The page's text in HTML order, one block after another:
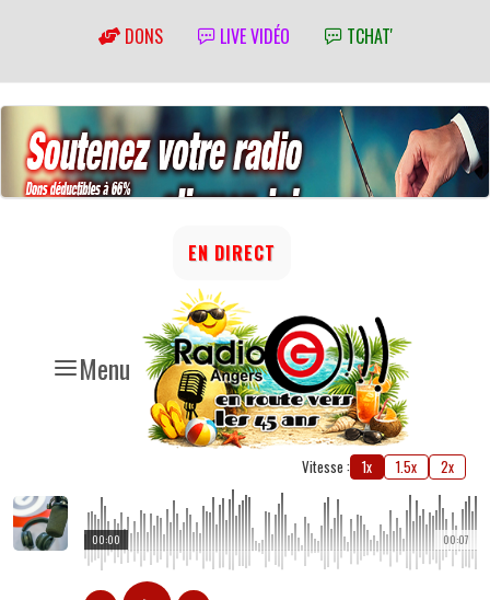
DONS LIVE VIDÉO TCHAT'
Menu
EN DIRECT
Vitesse : 1x 1.5x 2x
00:07
00:00